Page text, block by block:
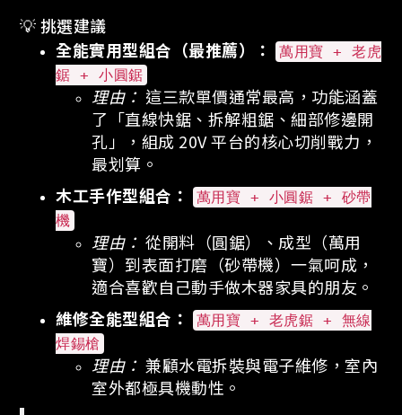
💡 挑選建議
全能實用型組合（最推薦）：
萬用寶 + 老虎
鋸 + 小圓鋸
理由： 這三款單價通常最高，功能涵蓋
了「直線快鋸、拆解粗鋸、細部修邊開
孔」，組成 20V 平台的核心切削戰力，
最划算。
木工手作型組合：
萬用寶 + 小圓鋸 + 砂帶
機
理由： 從開料（圓鋸）、成型（萬用
寶）到表面打磨（砂帶機）一氣呵成，
適合喜歡自己動手做木器家具的朋友。
維修全能型組合：
萬用寶 + 老虎鋸 + 無線
焊錫槍
理由： 兼顧水電拆裝與電子維修，室內
室外都極具機動性。